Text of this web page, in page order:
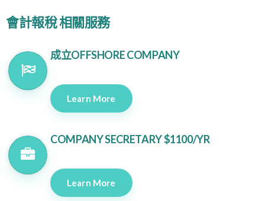
會計報稅 相關服務
成立OFFSHORE COMPANY
Learn More
COMPANY SECRETARY $1100/YR
Learn More